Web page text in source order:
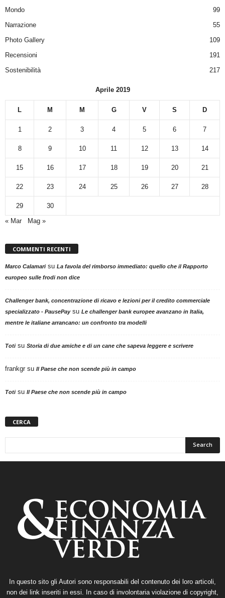
Mondo
99
Narrazione
55
Photo Gallery
109
Recensioni
191
Sostenibilità
217
Aprile 2019
L M M G V S D
1 2 3 4 5 6 7
8 9 10 11 12 13 14
15 16 17 18 19 20 21
22 23 24 25 26 27 28
29
30
« Mar
Mag »
COMMENTI RECENTI
Marco Calamarisu La favola del rimborso immediato: quello che il Rapporto
europeo sulle frodi non dice
Challenger bank, concentrazione di ricavo e lezioni per il credito commerciale
specializzato - PausePaysu Le challenger bank europee avanzano in Italia,
mentre le italiane arrancano: un confronto tra modelli
Totisu Storia di due amiche e di un cane che sapeva leggere e scrivere
frankgr su Il Paese che non scende più in campo
Totisu Il Paese che non scende più in campo
CERCA
In questo sito gli Autori sono responsabili del contenuto dei loro articoli,
non dei link inseriti in essi. In caso di involontaria violazione di copyright,